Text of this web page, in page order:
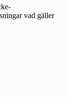
vad gäller